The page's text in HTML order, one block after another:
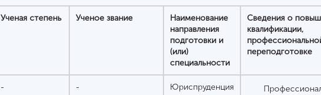
Ученая степень Ученое звание
Наименование
направления
подготовки и
(или)
специальности
Сведения о
квалификации,
переподготовке
- - Юриспруденция